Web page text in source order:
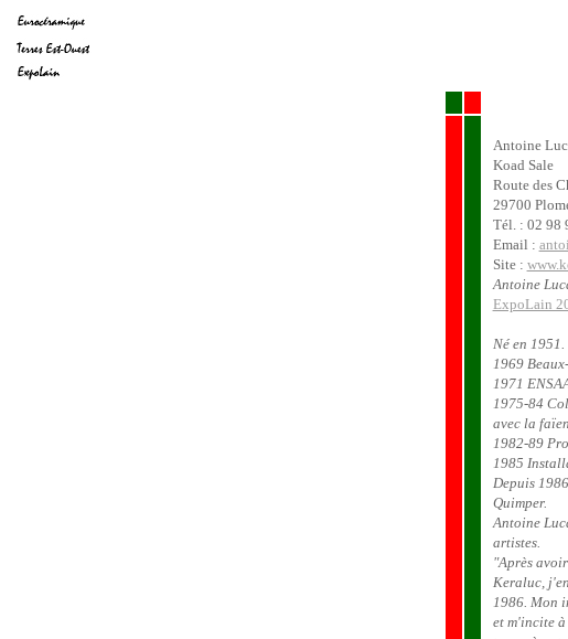
Antoine
Koad Sale
Route des
29700
Tél. : 02 98
Email :
Site :
Antoine
ExpoLain
Né en 1951.
1969
1971
1975-84
avec la
1982-89
1985
Depuis
Quimper.
Antoine
artistes.
"Après
Keraluc,
1986. Mon
et m'incite